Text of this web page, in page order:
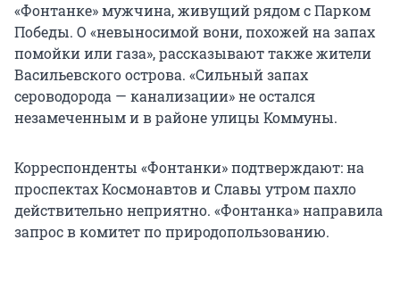
«Фонтанке» мужчина, живущий рядом с Парком
Победы. О «невыносимой вони, похожей на запах
помойки или газа», рассказывают также жители
Васильевского острова. «Сильный запах
сероводорода — канализации» не остался
незамеченным и в районе улицы Коммуны.
Корреспонденты «Фонтанки» подтверждают: на
проспектах Космонавтов и Славы утром пахло
действительно неприятно. «Фонтанка» направила
запрос в комитет по природопользованию.